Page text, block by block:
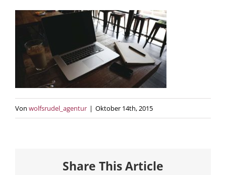
Von wolfsrudel_agentur | Oktober 14th, 2015
Share This Article